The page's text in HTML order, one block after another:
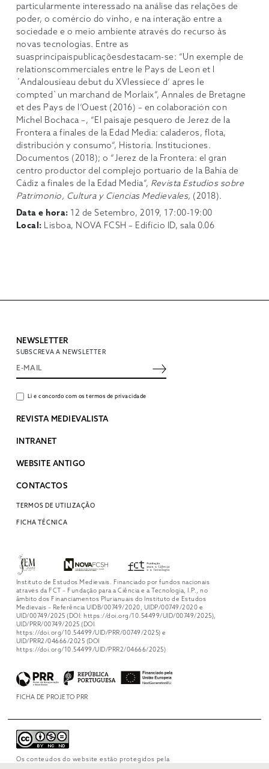
particularmente interessado na análise das relações de
poder, o comércio do vinho, e na interação entre a
sociedade e o meio ambiente através do recurso às
novas tecnologias. Entre as
suasprincipaispublicaçõesdestacam-se: “Un exemple de
relationscommerciales entre le Pays de Leon et l
´Andalousieau debut du XVIessiece d’ apres le
compted`un marchand de Morlaix”, Annales de Bretagne
et des Pays de l’Ouest (2016) – en colaboración con
Michel Bochaca –, “El paisaje pesquero de Jerez de la
Frontera a finales de la Edad Media: caladeros, flota,
distribución y consumo”, Historia. Instituciones.
Documentos (2018); o “Jerez de la Frontera: el gran
centro productor del complejo portuario de la Bahía de
Cádiz a finales de la Edad Media”, Revista Estudios sobre
Patrimonio, Cultura y Ciencias Medievales, (2018).
Data e hora: 12 de Setembro, 2019, 17:00-19:00
Local: Lisboa, NOVA FCSH – Edifício ID, sala 0.06
NEWSLETTER
SUBSCREVA A NEWSLETTER
Li e concordo com os termos de privacidade
REVISTA MEDIEVALISTA
INTRANET
WEBSITE ANTIGO
CONTACTOS
TERMOS DE UTILIZAÇÃO
FICHA TÉCNICA
Instituto de Estudos Medievais. Financiado por fundos nacionais
através da FCT – Fundação para a Ciência e a Tecnologia, I.P., no
âmbito dos Financiamentos Plurianuais do Instituto de Estudos
Medievais – Referência UIDB/00749/2020, UIDP/00749/2020 e
UID/00749/2025 (DOI: https://doi.org/10.54499/UID/00749/2025),
UID/PRR/00749/2025 (DOI
https://doi.org/10.54499/UID/PRR/00749/2025) e
UID/PRR2/04666/2025 (DOI
https://doi.org/10.54499/UID/PRR2/04666/2025)
FICHA DE PROJETO PRR
Os conteúdos do website estão protegidos pela